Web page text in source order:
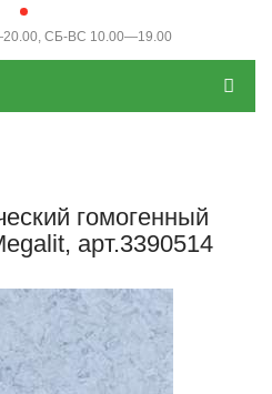
СБ-ВС 10.00—19.00
гомогенный
арт.3390514